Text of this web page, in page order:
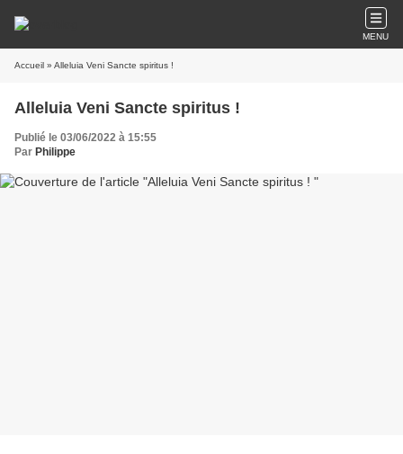
MENU
Accueil » Alleluia Veni Sancte spiritus !
Alleluia Veni Sancte spiritus !
Publié le 03/06/2022 à 15:55
Par Philippe